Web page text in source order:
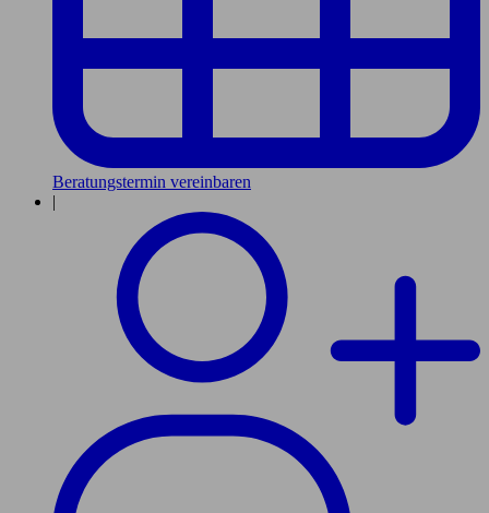
Beratungstermin vereinbaren
|